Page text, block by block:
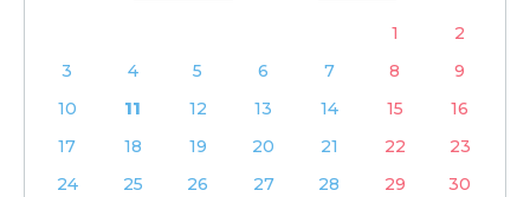
1
2
3
4 5 6 7 8
9
10
11 12 13 14 15
16
17
18 19 20 21 22
23
24
25 26 27 28 29 30